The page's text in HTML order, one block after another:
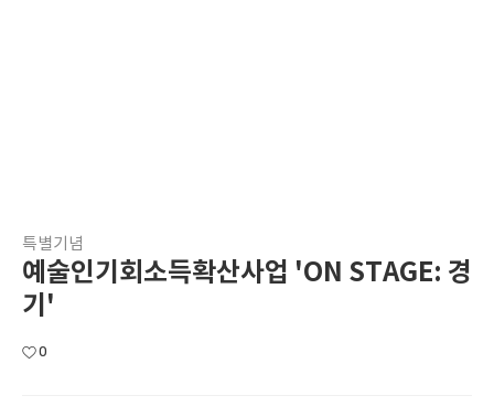
특별기념
예술인기회소득확산사업 'ON STAGE: 경
기'
0